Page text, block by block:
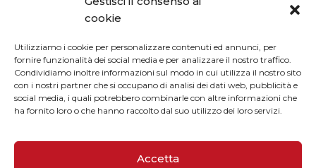
cookie
Utilizziamo i cookie per personalizzare contenuti ed annunci, per
fornire funzionalità dei social media e per analizzare il nostro traffico.
Condividiamo inoltre informazioni sul modo in cui utilizza il nostro sito
con i nostri partner che si occupano di analisi dei dati web, pubblicità e
social media, i quali potrebbero combinarle con altre informazioni che
ha fornito loro o che hanno raccolto dal suo utilizzo dei loro servizi.
Accetta
CONTATTI
Telefono / Fax